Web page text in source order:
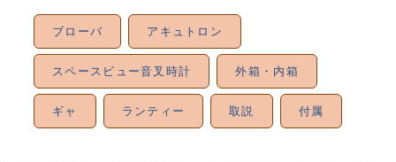
ブローバ アキュトロン
スペースビュー音叉時計 外箱・内箱
ギャ ランティー 取説 付属